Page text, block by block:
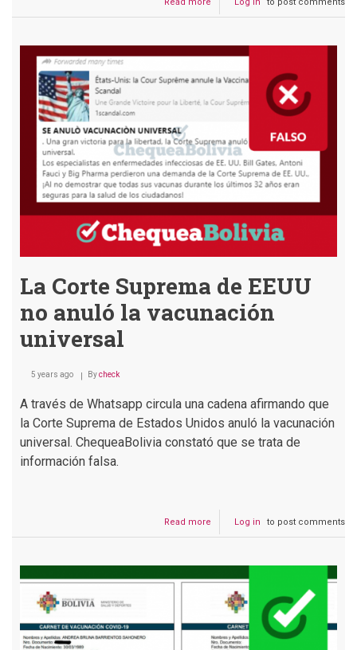
Hipermaxi
que
ingreso
sería
con
certificado
de
contra
el
COVID-
La Corte Suprema de EEUU
no anuló la vacunación
universal
5 years ago Bycheck
A través de Whatsapp circula una cadena afirmando que
la Corte Suprema de Estados Unidos anuló la vacunación
universal. ChequeaBolivia constató que se trata de
información falsa.
Read more
La
anuló
la
vacunación
Log in to post comments